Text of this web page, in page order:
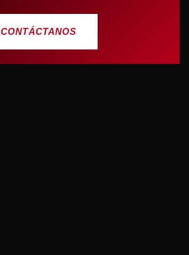
CONTÁCTANOS